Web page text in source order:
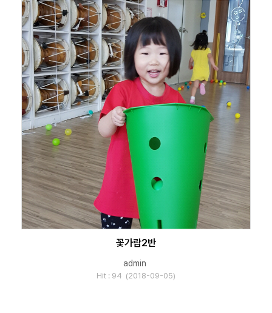
꽃가람2반
admin
Hit : 94 (2018-09-05)